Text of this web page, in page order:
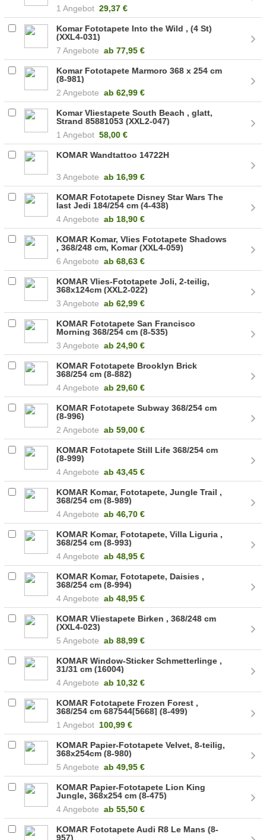
1 Angebot 29,37 €
Komar Fototapete Into the Wild , (4 St)
(XXL4-031)
7 Angebote ab 77,95 €
Komar Fototapete Marmoro 368 x 254 cm
(8-981)
2 Angebote ab 62,99 €
Komar Vliestapete South Beach , glatt,
Strand 85881053 (XXL2-047)
1 Angebot 58,00 €
KOMAR Wandtattoo 14722H
3 Angebote ab 16,99 €
KOMAR Fototapete Disney Star Wars The
last Jedi 184/254 cm (4-438)
4 Angebote ab 18,90 €
KOMAR Komar, Vlies Fototapete Shadows
, 368/248 cm, Komar (XXL4-059)
6 Angebote ab 68,63 €
KOMAR Vlies-Fototapete Joli, 2-teilig,
368x124cm (XXL2-022)
3 Angebote ab 62,99 €
KOMAR Fototapete San Francisco
Morning 368/254 cm (8-535)
3 Angebote ab 24,90 €
KOMAR Fototapete Brooklyn Brick
368/254 cm (8-882)
4 Angebote ab 29,60 €
KOMAR Fototapete Subway 368/254 cm
(8-996)
2 Angebote ab 59,00 €
KOMAR Fototapete Still Life 368/254 cm
(8-999)
4 Angebote ab43,45 €
KOMAR Komar, Fototapete, Jungle Trail ,
368/254 cm (8-989)
4 Angebote ab46,70 €
KOMAR Komar, Fototapete, Villa Liguria ,
368/254 cm (8-993)
4 Angebote ab48,95 €
KOMAR Komar, Fototapete, Daisies ,
368/254 cm (8-994)
4 Angebote ab48,95 €
KOMAR Vliestapete Birken , 368/248 cm
(XXL4-023)
5 Angebote ab 88,99 €
KOMAR Window-Sticker Schmetterlinge ,
31/31 cm (16004)
4 Angebote ab 10,32 €
KOMAR Fototapete Frozen Forest ,
368/254 cm 687544[5668] (8-499)
1 Angebot 100,99 €
KOMAR Papier-Fototapete Velvet, 8-teilig,
368x254cm (8-980)
5 Angebote ab49,95 €
KOMAR Papier-Fototapete Lion King
Jungle, 368x254 cm (8-475)
4 Angebote ab 55,50 €
KOMAR Fototapete Audi R8 Le Mans (8-
957)